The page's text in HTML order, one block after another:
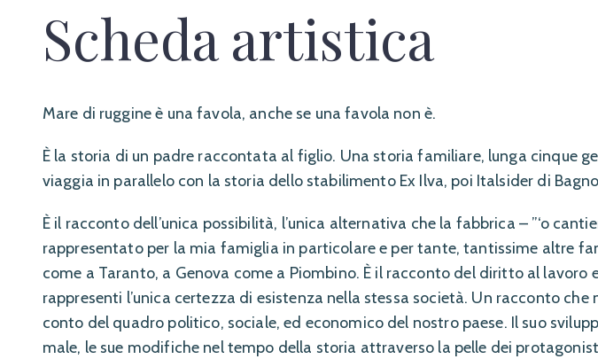
Scheda artistica
Mare di ruggine è una favola, anche se una favola non è.
È la storia di un padre raccontata al figlio. Una storia familiare, lunga cinque
viaggia in parallelo con la storia dello stabilimento Ex Ilva, poi Italsider di
È il racconto dell’unica possibilità, l’unica alternativa che la fabbrica – ”‘o
rappresentato per la mia famiglia in particolare e per tante, tantissime altre
come a Taranto, a Genova come a Piombino. È il racconto del diritto al lavoro
rappresenti l’unica certezza di esistenza nella stessa società. Un racconto che
conto del quadro politico, sociale, ed economico del nostro paese. Il suo
male, le sue modifiche nel tempo della storia attraverso la pelle dei